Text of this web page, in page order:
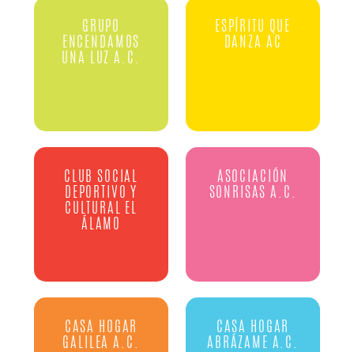
GRUPO
ENCENDAMOS
UNA LUZ A.C.
ESPÍRITU QUE
DANZA AC
CLUB SOCIAL
DEPORTIVO Y
CULTURAL EL
ÁLAMO
ASOCIACIÓN
SONRISAS A.C.
CASA HOGAR
GALILEA A.C.
CASA HOGAR
ABRÁZAME A.C.